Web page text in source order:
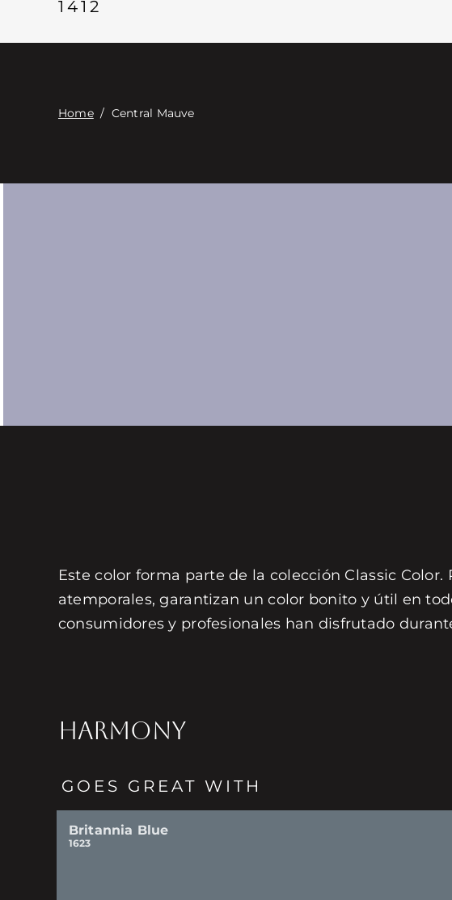
1412
Home/ Central Mauve
Este color forma parte de la colección Classic
atemporales, garantizan un color bonito y útil en
consumidores y profesionales han disfrutado
HARMONY
GOES GREAT WITH
Britannia Blue
1623